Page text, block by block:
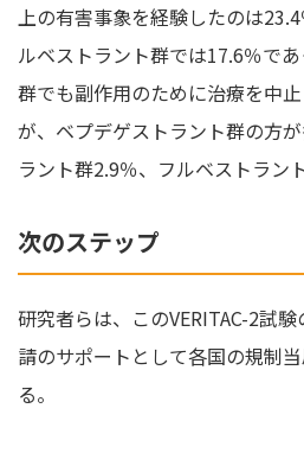
上の有害事象を経験したのは
ルベストラント群では17.6％で
群でも副作用のために治療を中
が、ベプデゲストラント群の方
ラント群2.9％、フルベストラン
次のステップ
研究者らは、このVERITAC-2試
請のサポートとして各国の規制
る。